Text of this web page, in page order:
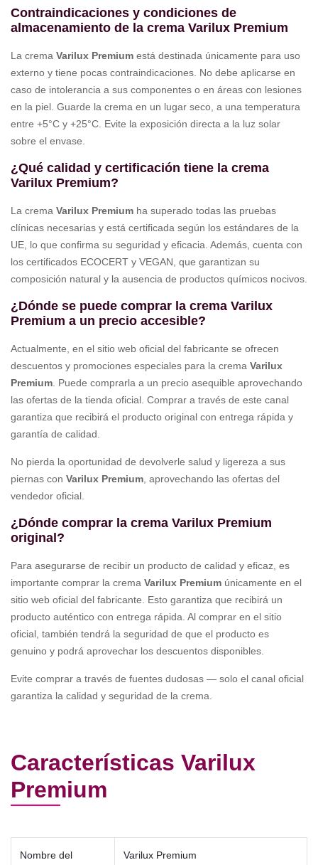
Contraindicaciones y condiciones de
almacenamiento de la crema Varilux Premium
La crema Varilux Premium está destinada únicamente para uso
externo y tiene pocas contraindicaciones. No debe aplicarse en
caso de intolerancia a sus componentes o en áreas con lesiones
en la piel. Guarde la crema en un lugar seco, a una temperatura
entre +5°C y +25°C. Evite la exposición directa a la luz solar
sobre el envase.
¿Qué calidad y certificación tiene la crema
Varilux Premium?
La crema Varilux Premium ha superado todas las pruebas
clínicas necesarias y está certificada según los estándares de la
UE, lo que confirma su seguridad y eficacia. Además, cuenta con
los certificados ECOCERT y VEGAN, que garantizan su
composición natural y la ausencia de productos químicos nocivos.
¿Dónde se puede comprar la crema Varilux
Premium a un precio accesible?
Actualmente, en el sitio web oficial del fabricante se ofrecen
descuentos y promociones especiales para la crema Varilux
Premium . Puede comprarla a un precio asequible aprovechando
las ofertas de la tienda oficial. Comprar a través de este canal
garantiza que recibirá el producto original con entrega rápida y
garantía de calidad.
No pierda la oportunidad de devolverle salud y ligereza a sus
piernas con Varilux Premium , aprovechando las ofertas del
vendedor oficial.
¿Dónde comprar la crema Varilux Premium
original?
Para asegurarse de recibir un producto de calidad y eficaz, es
importante comprar la crema Varilux Premium únicamente en el
sitio web oficial del fabricante. Esto garantiza que recibirá un
producto auténtico con entrega rápida. Al comprar en el sitio
oficial, también tendrá la seguridad de que el producto es
genuino y podrá aprovechar los descuentos disponibles.
Evite comprar a través de fuentes dudosas — solo el canal oficial
garantiza la calidad y seguridad de la crema.
Características Varilux
Premium
Nombre del
Varilux Premium